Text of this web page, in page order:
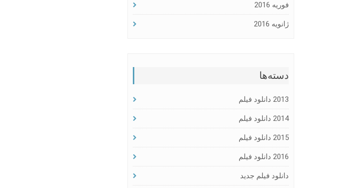
فوریه 2016
ژانویه 2016
دسته‌ها
2013 دانلود فیلم
2014 دانلود فیلم
2015 دانلود فیلم
2016 دانلود فیلم
دانلود فیلم جدید